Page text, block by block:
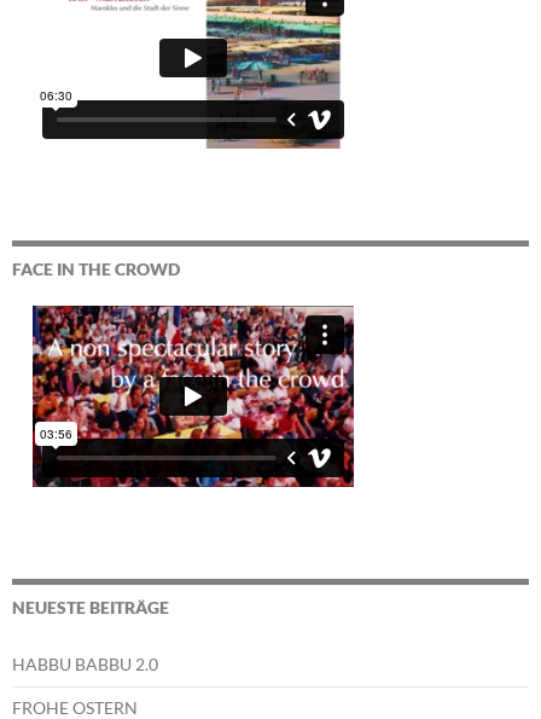
FACE IN THE CROWD
NEUESTE BEITRÄGE
HABBU BABBU 2.0
FROHE OSTERN